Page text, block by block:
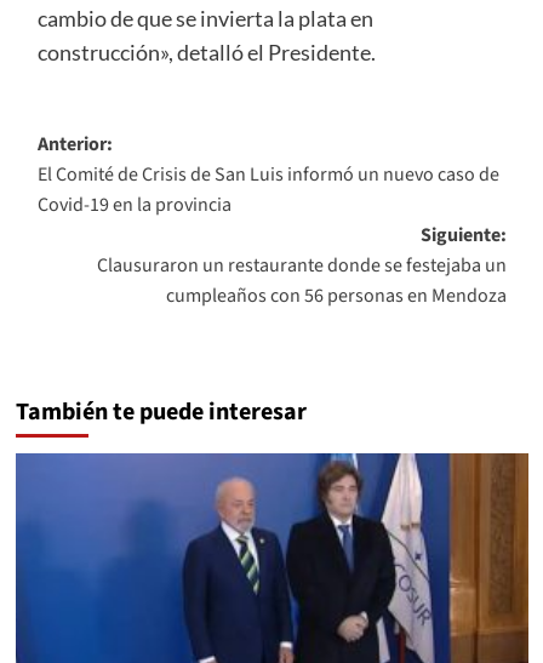
cambio de que se invierta la plata en
construcción», detalló el Presidente.
Navegación
de
entradas
Anterior:
El Comité de Crisis de San Luis informó un nuevo caso de
Covid-19 en la provincia
Siguiente:
Clausuraron un restaurante donde se festejaba un
cumpleaños con 56 personas en Mendoza
También te puede interesar